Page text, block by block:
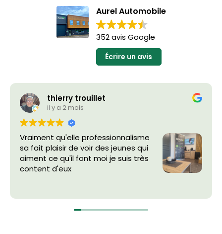
Aurel Automobile
352 avis Google
Écrire un avis
thierry trouillet
il y a 2 mois
Vraiment qu'elle professionnalisme
sa fait plaisir de voir des jeunes qui
aiment ce qu'il font moi je suis très
content d'eux